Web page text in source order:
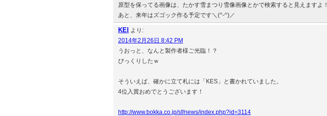
原型を保ってる画像は、たかす雪まつり雪像画像とかで検索すると見えますよ！
あと、来年はズゴック作る予定です＼(^-^)／
KEI より:
2014年2月26日 8:42 PM
うおっと、なんと製作者様ご光臨！？
びっくりしたｗ
そういえば、確かに立て札には「KES」と書かれていました。
4位入賞おめでとうございます！
http://www.bokka.co.jp/sf/news/index.php?id=3114